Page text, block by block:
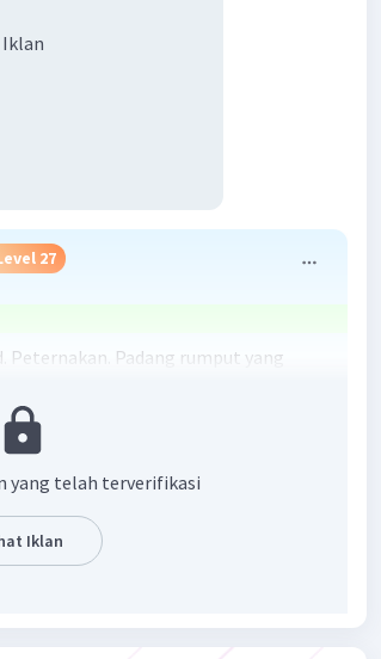
Iklan
27
Peternakan. Padang rumput yang
melakukan kegiatan ekonomi di
di NTT umumnya berupa peternakan
dipelihara secara tradisional. Padang
NTT memungkinkan ternak untuk
sehingga dapat tumbuh dan
itu, peternakan juga menjadi salah
yang telah terverifikasi
Iklan